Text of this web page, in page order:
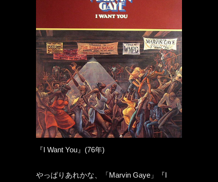
『I Want You』(76年)
やっぱりあれかな、「Marvin Gaye」『I